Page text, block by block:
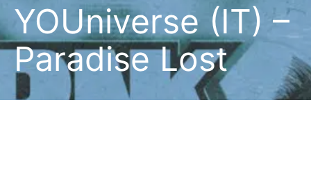
YOUniverse (IT) –
Paradise Lost